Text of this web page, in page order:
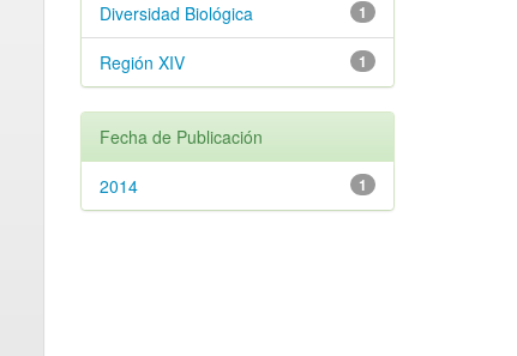
1
Diversidad Biológica
1
Región XIV
Fecha de Publicación
1
2014